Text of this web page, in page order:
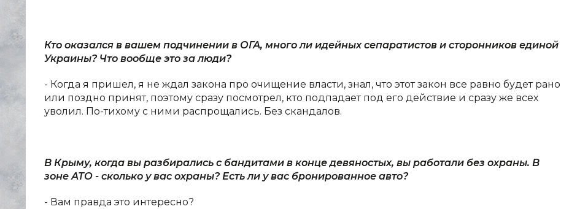
Кто оказался в вашем подчинении в ОГА, много ли идейных сепаратистов и сторонников единой
Украины? Что вообще это за люди?
- Когда я пришел, я не ждал закона про очищение власти, знал, что этот закон все равно будет рано
или поздно принят, поэтому сразу посмотрел, кто подпадает под его действие и сразу же всех
уволил. По-тихому с ними распрощались. Без скандалов.
В Крыму, когда вы разбирались с бандитами в конце девяностых, вы работали без охраны. В
зоне АТО - сколько у вас охраны? Есть ли у вас бронированное авто?
- Вам правда это интересно?